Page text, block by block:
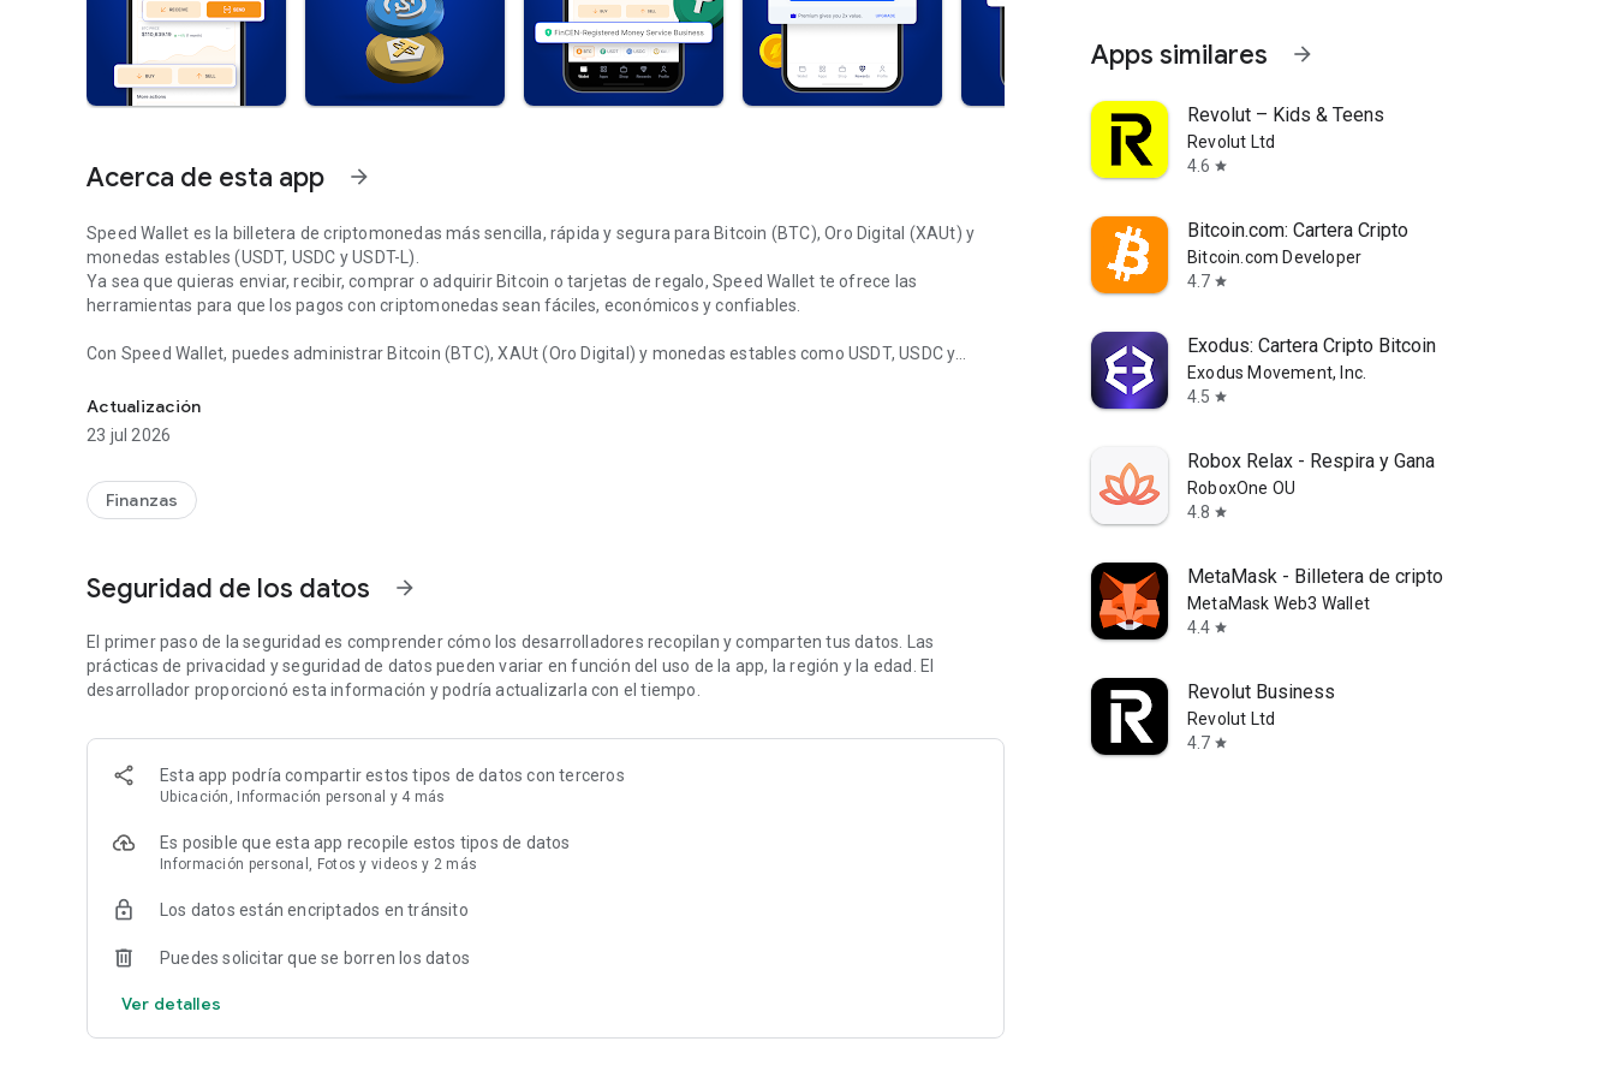
Acerca de esta app arrow_forward
Speed ​​Wallet es la billetera de criptomonedas más sencilla, rápida y segura para Bitcoin (BTC), Oro Digital (XAUt) y
monedas estables (USDT, USDC y USDT-L).
Ya sea que quieras enviar, recibir, comprar o adquirir Bitcoin o tarjetas de regalo, Speed ​​Wallet te ofrece las
herramientas para que los pagos con criptomonedas sean fáciles, económicos y confiables.
Con Speed ​​Wallet, puedes administrar Bitcoin (BTC), XAUt (Oro Digital) y monedas estables como USDT, USDC y
experiencia criptográfica fluida.
Características principales de Speed ​​Wallet
•
Compra Bitcoin al instante
•Pagos con BTC en Lightning Network
• Compra Bitcoin fácilmente: Compra BTC directamente desde tu app.
•Innovación USDT-L: Transacciona con stablecoins a través de Lightning Network con la eficiencia de los pagos con
BTC.
•Recompensas en BTC: Gana recompensas en Bitcoin con cada gasto en BTC.
Compra con BTC, oro digital y stablecoins
Speed ​​Bitcoin Wallet te permite comprar en todo el mundo con Bitcoin, BTC o USDT.
Compra tarjetas de regalo de las mejores marcas mundiales y gana recompensas en Bitcoin.
Compra Bitcoin (BTC): Compra directamente desde la billetera.
Billetera Bitcoin segura
Actualización
23 jul 2026
Finanzas
Seguridad de los datos arrow_forward
El primer paso de la seguridad es comprender cómo los desarrolladores recopilan y comparten tus datos. Las
prácticas de privacidad y seguridad de datos pueden variar en función del uso de la app, la región y la edad. El
desarrollador proporcionó esta información y podría actualizarla con el tiempo.
Esta app podría compartir estos tipos de datos con terceros
Ubicación, Información personal y 4 más
Es posible que esta app recopile estos tipos de datos
Información personal, Fotos y videos y 2 más
Los datos están encriptados en tránsito
Puedes solicitar que se borren los datos
Ver detalles
Apps similares arrow_forward
Revolut – Kids & Teens
Revolut Ltd
4.6 star
Bitcoin.com: Cartera Cripto
Bitcoin.com Developer
4.7 star
Exodus: Cartera Cripto Bitcoin
Exodus Movement, Inc.
4.5 star
Robox Relax - Respira y Gana
RoboxOne OU
4.8 star
MetaMask - Billetera de cripto
MetaMask Web3 Wallet
4.4 star
Revolut Business
Revolut Ltd
4.7 star